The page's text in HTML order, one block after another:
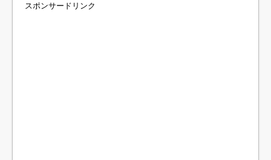
スポンサードリンク